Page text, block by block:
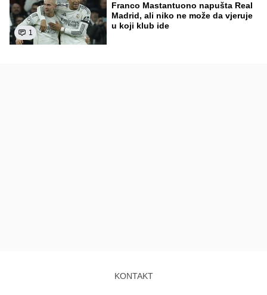
1
Franco Mastantuono napušta Real
Madrid, ali niko ne može da vjeruje
u koji klub ide
KONTAKT